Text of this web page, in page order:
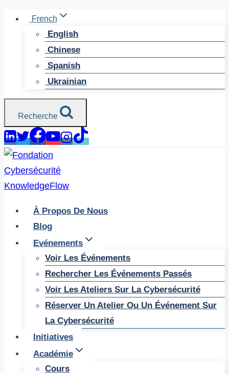
Skip
French
English
Chinese
Spanish
Ukrainian
Recherche
À Propos De Nous
Blog
Evénements
Voir Les Événements
Rechercher Les Événements Passés
Voir Les Ateliers Sur La Cybersécurité
Réserver Un Atelier Ou Un Événement Sur
La Cybersécurité
Initiatives
Académie
Cours